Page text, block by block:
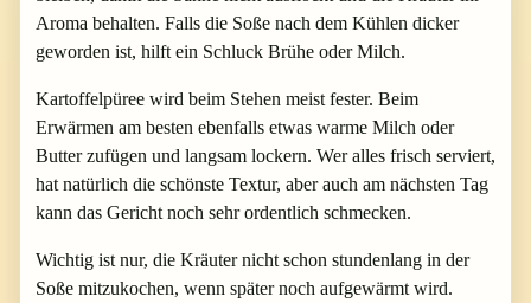
Aroma behalten. Falls die Soße nach dem Kühlen dicker
geworden ist, hilft ein Schluck Brühe oder Milch.
Kartoffelpüree wird beim Stehen meist fester. Beim
Erwärmen am besten ebenfalls etwas warme Milch oder
Butter zufügen und langsam lockern. Wer alles frisch serviert,
hat natürlich die schönste Textur, aber auch am nächsten Tag
kann das Gericht noch sehr ordentlich schmecken.
Wichtig ist nur, die Kräuter nicht schon stundenlang in der
Soße mitzukochen, wenn später noch aufgewärmt wird.